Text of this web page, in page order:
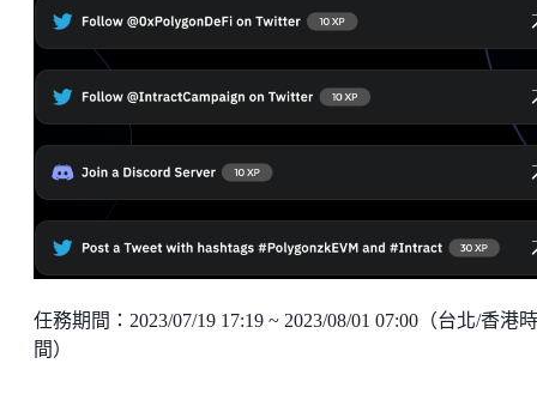
任務期間：2023/07/19 17:19 ~ 2023/08/01 07:00（台北/香港時
間）